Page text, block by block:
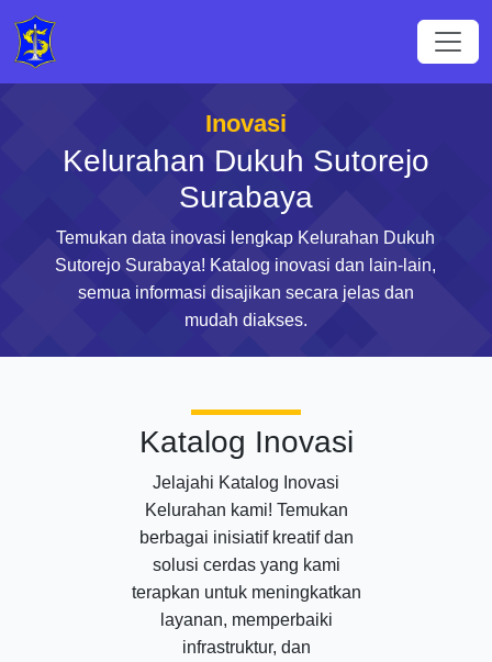
Inovasi
Kelurahan Dukuh Sutorejo
Surabaya
Temukan data inovasi lengkap Kelurahan Dukuh
Sutorejo Surabaya! Katalog inovasi dan lain-lain,
semua informasi disajikan secara jelas dan
mudah diakses.
Katalog Inovasi
Jelajahi Katalog Inovasi
Kelurahan kami! Temukan
berbagai inisiatif kreatif dan
solusi cerdas yang kami
terapkan untuk meningkatkan
layanan, memperbaiki
infrastruktur, dan